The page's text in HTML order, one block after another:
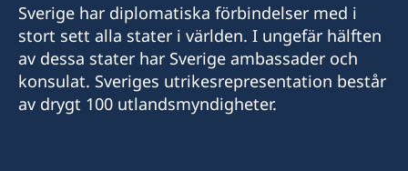
Mobiltelefon:
+62822 6699 6429
E-post:
Sverige har diplomatiska förbindelser med i
stort sett alla stater i världen. I ungefär hälften
av dessa stater har Sverige ambassader och
konsulat. Sveriges utrikesrepresentation består
av drygt 100 utlandsmyndigheter.